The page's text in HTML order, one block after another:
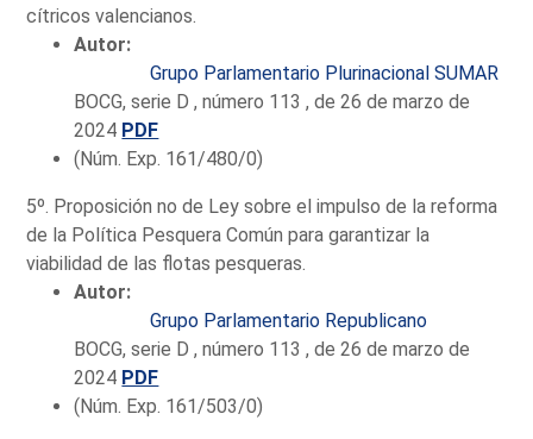
cítricos valencianos.
Autor:
Grupo Parlamentario Plurinacional SUMAR
BOCG, serie D , número 113 , de 26 de marzo de
2024 PDF
(Núm. Exp. 161/480/0)
5º. Proposición no de Ley sobre el impulso de la reforma
de la Política Pesquera Común para garantizar la
viabilidad de las flotas pesqueras.
Autor:
Grupo Parlamentario Republicano
BOCG, serie D , número 113 , de 26 de marzo de
2024 PDF
(Núm. Exp. 161/503/0)